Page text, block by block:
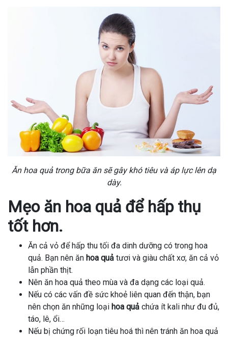
Ăn hoa quả trong bữa ăn sẽ gây khó tiêu và áp lực lên dạ
dày.
Mẹo ăn hoa quả để hấp thụ
tốt hơn.
Ăn cả vỏ để hấp thu tối đa dinh dưỡng có trong hoa
quả. Bạn nên ăn hoa quả tươi và giàu chất xơ, ăn cả vỏ
lẫn phần thịt.
Nên ăn hoa quả theo mùa và đa dạng các loại quả.
Nếu có các vấn đề sức khoẻ liên quan đến thận, bạn
nên chọn ăn những loại hoa quả chứa ít kali như đu đủ,
táo, lê, ổi…
Nếu bị chứng rối loạn tiêu hoá thì nên tránh ăn hoa quả